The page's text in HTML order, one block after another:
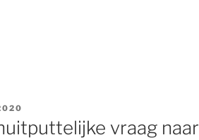
vraag naar